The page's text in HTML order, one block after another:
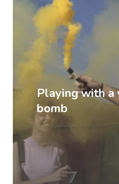
Playing with a
bomb